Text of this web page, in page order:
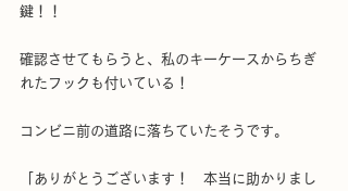
鍵！！
確認させてもらうと、私のキーケースからちぎ
れたフックも付いている！
コンビニ前の道路に落ちていたそうです。
「ありがとうございます！　本当に助かりまし